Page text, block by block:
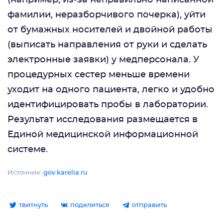
фамилии, неразборчивого почерка), уйти
от бумажных носителей и двойной работы
(выписать направления от руки и сделать
электронные заявки) у медперсонала. У
процедурных сестер меньше времени
уходит на одного пациента, легко и удобно
идентифицировать пробы в лаборатории.
Результат исследования размещается в
Единой медицинской информационной
системе.
Источник: gov.karelia.ru
твитнуть поделиться отправить